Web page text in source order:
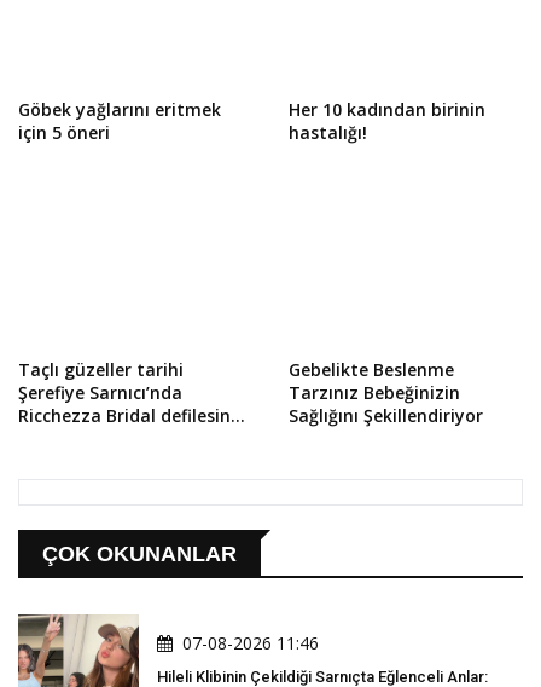
Göbek yağlarını eritmek
için 5 öneri
Her 10 kadından birinin
hastalığı!
Taçlı güzeller tarihi
Şerefiye Sarnıcı’nda
Ricchezza Bridal defilesinde
Gebelikte Beslenme
Tarzınız Bebeğinizin
Sağlığını Şekillendiriyor
ÇOK OKUNANLAR
07-08-2026 11:46
Hileli Klibinin Çekildiği Sarnıçta Eğlenceli Anlar: